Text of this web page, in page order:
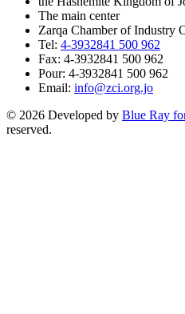
The main center
Zarqa Chamber of Industry
Tel: 4-3932841 500 962
Fax: 4-3932841 500 962
Pour: 4-3932841 500 962
Email: info@zci.org.jo
© 2026 Developed by Blue Ray
reserved.